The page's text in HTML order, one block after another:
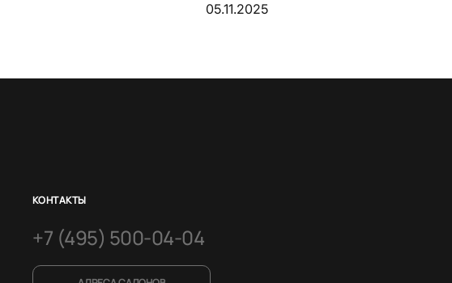
05.11.2025
КОНТАКТЫ
+7 (495) 500-04-04